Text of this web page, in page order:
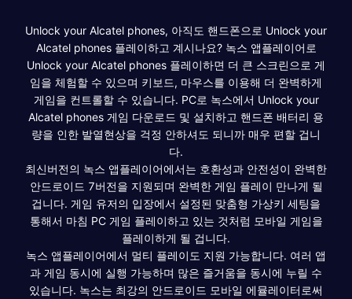
Unlock your Alcatel phones, 아직도 핸드폰으로 Unlock your
Alcatel phones 플레이하고 계시나요? 녹스 앱플레이어로
Unlock your Alcatel phones 플레이하면 더 큰 스크린으로 게
임을 체험할 수 있으며 키보드, 마우스를 이용해 더 완벽하게
게임을 컨트롤할 수 있습니다. PC로 녹스에서 Unlock your
Alcatel phones 게임 다운로드 및 설치하고 핸드폰 배터리 용
량을 인한 발열현상을 걱정 안하셔도 되니까 매우 편할 겁니
다.
최신버전의 녹스 앱플레이어에서는 호환성과 안전성이 완벽한
안드로이드 7버전을 지원되며 완벽한 게임 플레이 만나게 될
겁니다. 게임 유저의 입장에서 설정된 맞춤형 가상키 세팅을
통해서 마침 PC 게임 플레이하고 있는 것처럼 모바일 게임을
플레이하게 될 겁니다.
녹스 앱플레이어에서 멀티 플레이도 지원 가능합니다. 여러 앱
과 게임 동시에 실행 가능하며 많은 즐거움을 동시에 누릴 수
있습니다. 녹스는 최강의 안드로이드 모바일 에뮬레이터로써